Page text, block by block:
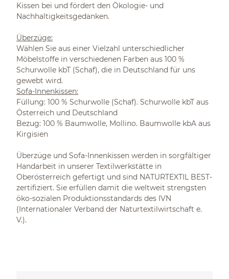
Kissen bei und fördert den Ökologie- und
Nachhaltigkeitsgedanken.
Überzüge:
Wählen Sie aus einer Vielzahl unterschiedlicher
Möbelstoffe in verschiedenen Farben aus 100 %
Schurwolle kbT (Schaf), die in Deutschland für uns
gewebt wird.
Sofa-Innenkissen:
Füllung: 100 % Schurwolle (Schaf). Schurwolle kbT aus
Österreich und Deutschland
Bezug: 100 % Baumwolle, Mollino. Baumwolle kbA aus
Kirgisien
Überzüge und Sofa-Innenkissen werden in sorgfältiger
Handarbeit in unserer Textilwerkstätte in
Oberösterreich gefertigt und sind NATURTEXTIL BEST-
zertifiziert. Sie erfüllen damit die weltweit strengsten
öko-sozialen Produktionsstandards des IVN
(Internationaler Verband der Naturtextilwirtschaft e.
V.).